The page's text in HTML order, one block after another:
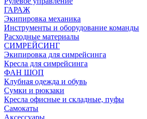
ГАРАЖ
Экипировка механика
Инструменты и оборудование команды
Расходные материалы
СИМРЕЙСИНГ
Экипировка для симрейсинга
Кресла для симрейсинга
ФАН ШОП
Клубная одежда и обувь
Сумки и рюкзаки
Кресла офисные и складные, пуфы
Самокаты
Аксессуары